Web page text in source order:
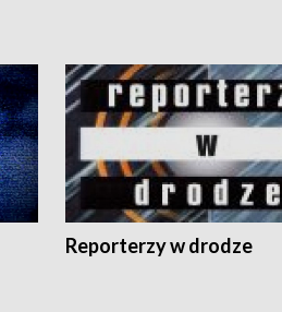
Reporterzy w drodze